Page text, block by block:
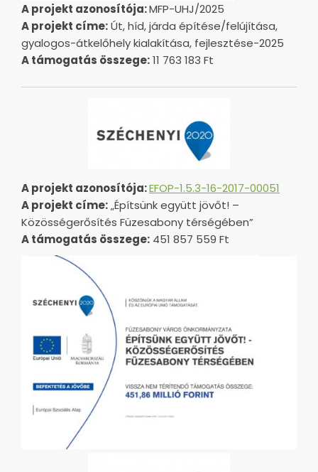
A projekt azonosítója:MFP-UHJ/2025
A projekt címe:Út, híd, járda építése/felújítása,
gyalogos-átkelőhely kialakítása, fejlesztése-2025
A támogatás összege:11 763 183 Ft
A projekt azonosítója:EFOP-1.5.3-16-2017-00051
A projekt címe:„Építsünk együtt jövőt! –
Közösségerősítés Füzesabony térségében”
A támogatás összege: 451 857 559 Ft